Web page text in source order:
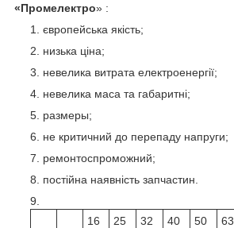
«Промелектро» :
європейська якість;
низька ціна;
невелика витрата електроенергії;
невелика маса та габаритні;
размеры;
не критичний до перепаду напруги;
ремонтоспроможний;
постійна наявність запчастин.
16
25
32
40
50
63